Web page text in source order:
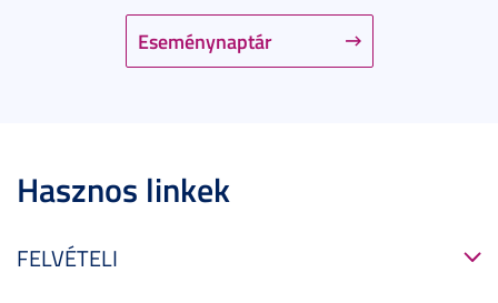
Eseménynaptár
Hasznos linkek
FELVÉTELI